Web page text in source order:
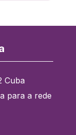
Cuba
para a rede